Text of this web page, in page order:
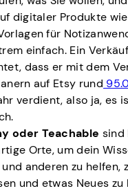
digitaler Produkte
für
einfach. Ein
dass er mit dem
auf Etsy rund
verdient, also ja, es
oder Teachable sind
Orte, um dein
anderen zu helfen,
und etwas Neues zu